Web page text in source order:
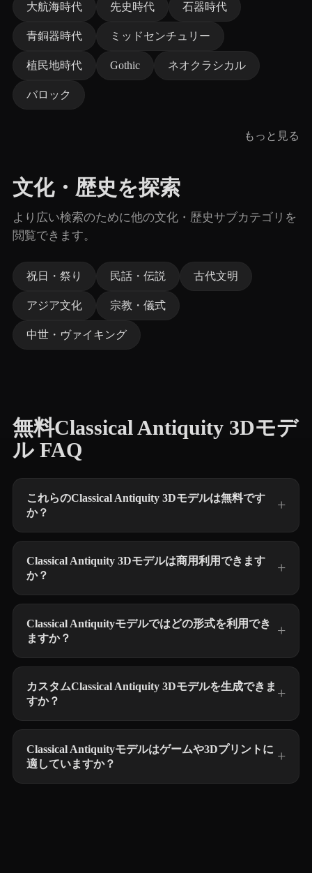
大航海時代 先史時代 石器時代
青銅器時代 ミッドセンチュリー
植民地時代 Gothic ネオクラシカル
バロック
もっと見る
文化・歴史を探索
より広い検索のために他の文化・歴史サブカテゴリを
閲覧できます。
祝日・祭り 民話・伝説 古代文明
アジア文化 宗教・儀式
中世・ヴァイキング
無料Classical Antiquity 3Dモデ
ル FAQ
これらのClassical Antiquity 3Dモデルは無料です
か？
Classical Antiquity 3Dモデルは商用利用できます
か？
Classical Antiquityモデルではどの形式を利用でき
ますか？
カスタムClassical Antiquity 3Dモデルを生成できま
すか？
Classical Antiquityモデルはゲームや3Dプリントに
適していますか？